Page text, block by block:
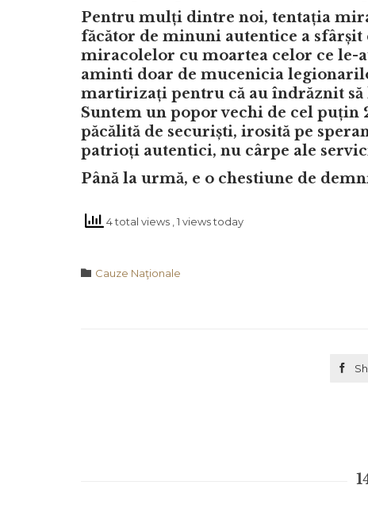
Pentru mulți dintre noi, tentația
făcător de minuni autentice a
miracolelor cu moartea celor ce le-
aminti doar de mucenicia
martirizați pentru că au îndrăznit să
Suntem un popor vechi de cel puțin
păcălită de securiști, irosită pe
patrioți autentici, nu cârpe ale
Până la urmă, e o chestiune de
4 total views , 1 views today
 Category
Cauze Naţionale
